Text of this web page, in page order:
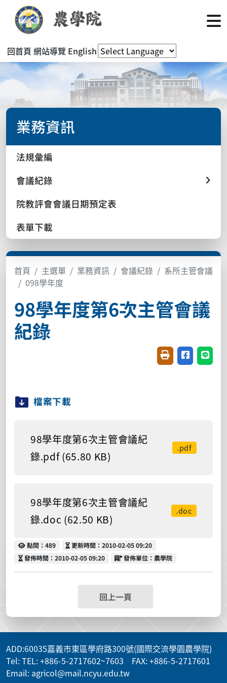
回首頁 網站導覽 English
業務資訊
法規彙編
會議紀錄
院教評會會議日期預定表
表單下載
首頁 主選單 業務資訊 會議紀錄
系所主管會議
098學年度
98學年度第6次主管會議
紀錄
友善列印(開新視
分享至臉書
分享
檔案下載
98學年度第6次主管會議紀
錄.pdf (65.80 KB)
.pdf
98學年度第6次主管會議紀
錄.doc (62.50 KB)
.doc
點閱
點閱：489 更新時間
更新時間：2010-02-05 09:20
發佈時間
發佈時間：2010-02-05 09:20 發佈單位
發佈單位：農學院
回上一頁
ADD:60035嘉義市東區學府路300號(國際交流學園農學院)
Tel: TEL: +886-5-2717602~7603 FAX: +886-5-2717601
Email: agricol@mail.ncyu.edu.tw